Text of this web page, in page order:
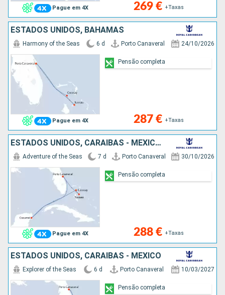
Pague em 4X 269 € +Taxas
ESTADOS UNIDOS, BAHAMAS
Pague em 4X
Harmony of the Seas 6 d Porto Canaveral 24/10/2026
287 € +Taxas
Pensão completa
ESTADOS UNIDOS, CARAIBAS - MEXICO, BAHAMAS
Pague em 4X
Adventure of the Seas 7 d Porto Canaveral 30/10/2026
288 € +Taxas
Pensão completa
ESTADOS UNIDOS, CARAIBAS - MEXICO
Explorer of the Seas 6 d Porto Canaveral 10/03/2027
Pensão completa